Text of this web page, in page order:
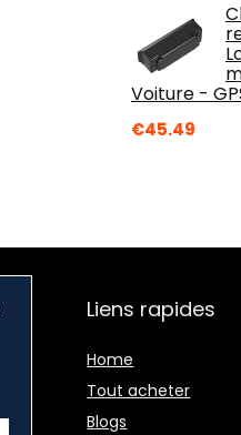
Voiture -
€45.49
Liens rapides
Home
Tout acheter
Blogs